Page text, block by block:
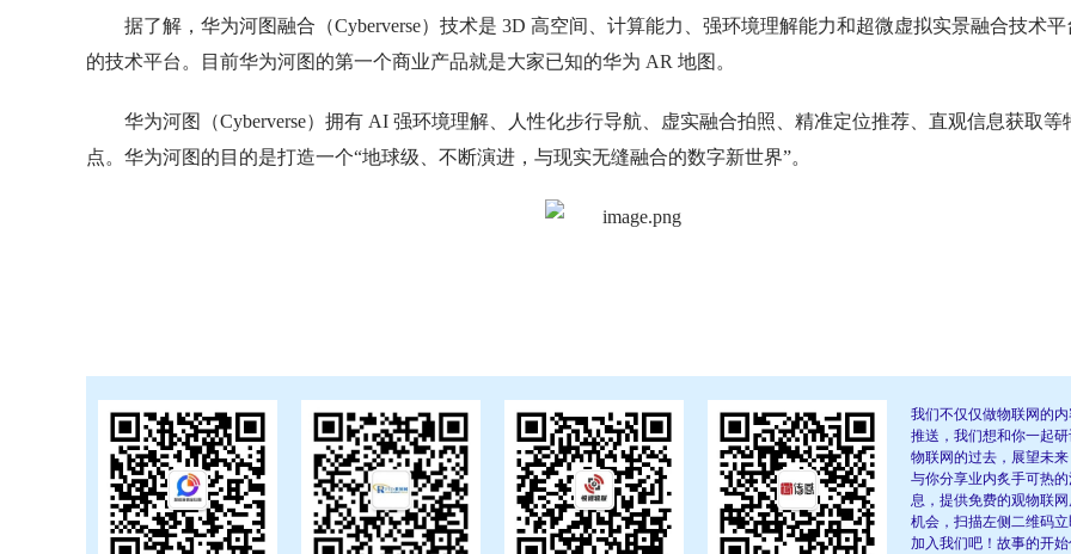
据了解，华为河图融合（Cyberverse）技术是 3D 高空间、计算能力、强环境理解能力和超微虚拟实景融合技术平
的技术平台。目前华为河图的第一个商业产品就是大家已知的华为 AR 地图。
华为河图（Cyberverse）拥有 AI 强环境理解、人性化步行导航、虚实融合拍照、精准定位推荐、直观信息获取等
点。华为河图的目的是打造一个“地球级、不断演进，与现实无缝融合的数字新世界”。
我们不仅仅做物联网的
推送，我们想和你一起
物联网的过去，展望未
与你分享业内炙手可热
息，提供免费的观物联
机会，扫描左侧二维码
加入我们吧！故事的开